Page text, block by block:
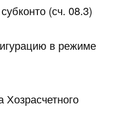
(сч. 08.3)
в режиме
Хозрасчетного